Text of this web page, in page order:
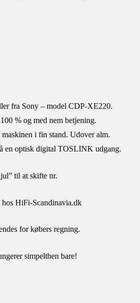
fra Sony – model CDP-XE220.
% og med nem betjening.
i fin stand. Udover alm.
en optisk digital TOSLINK udgang.
til at skifte nr.
HiFi-Scandinavia.dk
for købers regning.
simpelthen bare!